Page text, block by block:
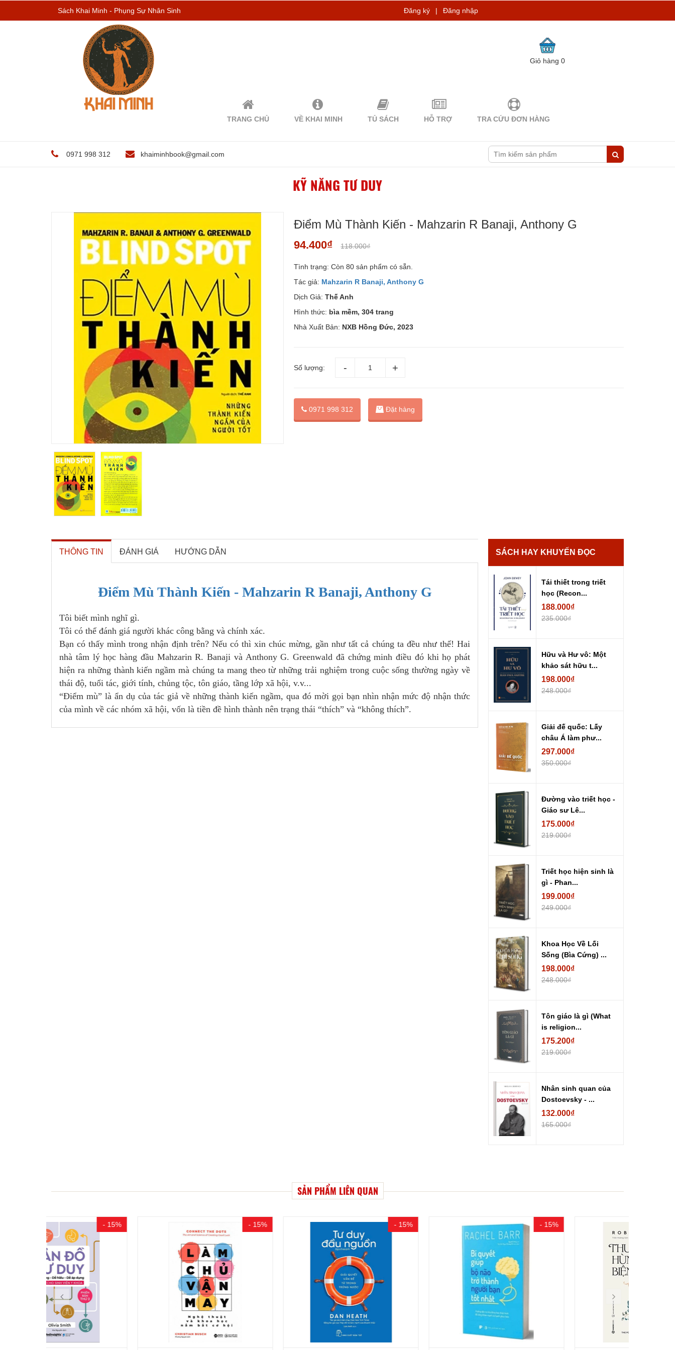
Sách Khai Minh - Phụng Sự Nhân Sinh Đăng ký | Đăng nhập
Giỏ hàng0
TRANG CHỦ VỀ KHAI MINH TỦ SÁCH HỖ TRỢ TRA CỨU ĐƠN HÀNG
0971 998 312 khaiminhbook@gmail.com
KỸ NĂNG TƯ DUY
Điểm Mù Thành Kiến - Mahzarin R Banaji, Anthony G
94.400₫ 118.000₫
Tình trạng: Còn 80 sản phẩm có sẵn.
Tác giả: Mahzarin R Banaji, Anthony G
Dịch Giả:Thế Anh
Hình thức: bìa mềm, 304 trang
Nhà Xuất Bản: NXB Hồng Đức, 2023
Số lượng:
0971 998 312 Đặt hàng
THÔNG TIN ĐÁNH GIÁ HƯỚNG DẪN
Điểm Mù Thành Kiến - Mahzarin R Banaji, Anthony G
Tôi biết mình nghĩ gì.
Tôi có thể đánh giá người khác công bằng và chính xác.
Bạn có thấy mình trong nhận định trên? Nếu có thì xin chúc mừng, gần như tất cả chúng ta đều như thế! Hai
nhà tâm lý học hàng đầu Mahzarin R. Banaji và Anthony G. Greenwald đã chứng minh điều đó khi họ phát
hiện ra những thành kiến ngầm mà chúng ta mang theo từ những trải nghiệm trong cuộc sống thường ngày về
thái độ, tuổi tác, giới tính, chủng tộc, tôn giáo, tầng lớp xã hội, v.v...
“Điểm mù” là ẩn dụ của tác giả về những thành kiến ngầm, qua đó mời gọi bạn nhìn nhận mức độ nhận thức
của mình về các nhóm xã hội, vốn là tiền đề hình thành nên trạng thái “thích” và “không thích”.
SÁCH HAY KHUYẾN ĐỌC
Tái thiết trong triết
học (Recon...
188.000₫
235.000₫
Hữu và Hư vô: Một
khảo sát hữu t...
198.000₫
248.000₫
Giải đế quốc: Lấy
châu Á làm phư...
297.000₫
350.000₫
Đường vào triết học -
Giáo sư Lê...
175.000₫
219.000₫
Triết học hiện sinh là
gì - Phan...
199.000₫
249.000₫
Khoa Học Về Lối
Sống (Bìa Cứng) ...
198.000₫
248.000₫
Tôn giáo là gì (What
is religion...
175.200₫
219.000₫
Nhân sinh quan của
Dostoevsky - ...
132.000₫
165.000₫
SẢN PHẨM LIÊN QUAN
- 15% - 15%